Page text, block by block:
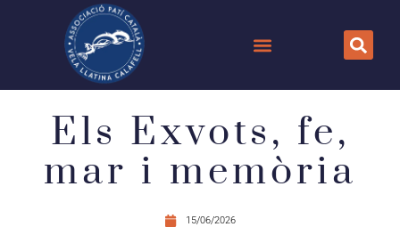
Els Exvots, fe,
mar i memòria
15/06/2026